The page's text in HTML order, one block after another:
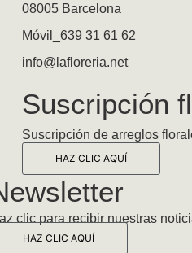
08005 Barcelona
Móvil_639 31 61 62
info@lafloreria.net
Suscripción
Suscripción de arreglos
HAZ CLIC AQUÍ
clic para recibir nuestras
HAZ CLIC AQUÍ